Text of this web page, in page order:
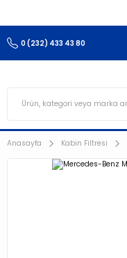
0 (232) 433 43 80
Anasayfa Kabin Filtresi